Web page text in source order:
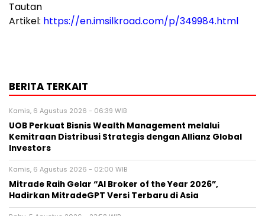
Tautan
Artikel: https://en.imsilkroad.com/p/349984.html
BERITA TERKAIT
Kamis, 6 Agustus 2026 - 06:39 WIB
UOB Perkuat Bisnis Wealth Management melalui
Kemitraan Distribusi Strategis dengan Allianz Global
Investors
Kamis, 6 Agustus 2026 - 02:00 WIB
Mitrade Raih Gelar “AI Broker of the Year 2026”,
Hadirkan MitradeGPT Versi Terbaru di Asia